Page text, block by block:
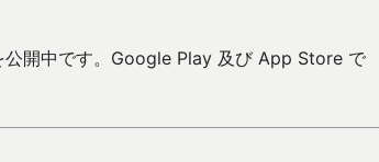
公開中です。Google Play 及び App Store で